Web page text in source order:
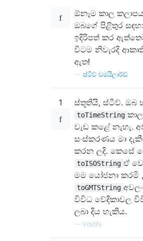
ඕනෑම කාල
ඔබගේ පිළිතුර
ඉදිරිපත් කර
විටම නිවැරදි
ඇත!
ස්ටීව් චමයිලාර්ඩ්
1 ස්තූතියි, ස්ටීව්. ඔබ
toTimeString
වැඩ කළේ නැහැ.
සංස්කරණය මා
කරන ලදි. කෙසේ
toISOString ඒ
මම යෝජනා කරමි ,
toGMTString
විවිධ වේදිකාවල
ලබා දිය හැකිය.
— VisioN